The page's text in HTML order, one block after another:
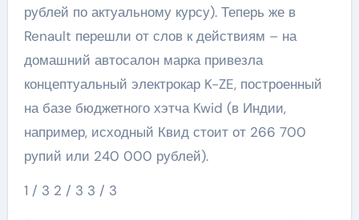
рублей по актуальному курсу). Теперь же в
Renault перешли от слов к действиям – на
домашний автосалон марка привезла
концептуальный электрокар K-ZE, построенный
на базе бюджетного хэтча Kwid (в Индии,
например, исходный Квид стоит от 266 700
рупий или 240 000 рублей).
1 / 3 2 / 3 3 / 3